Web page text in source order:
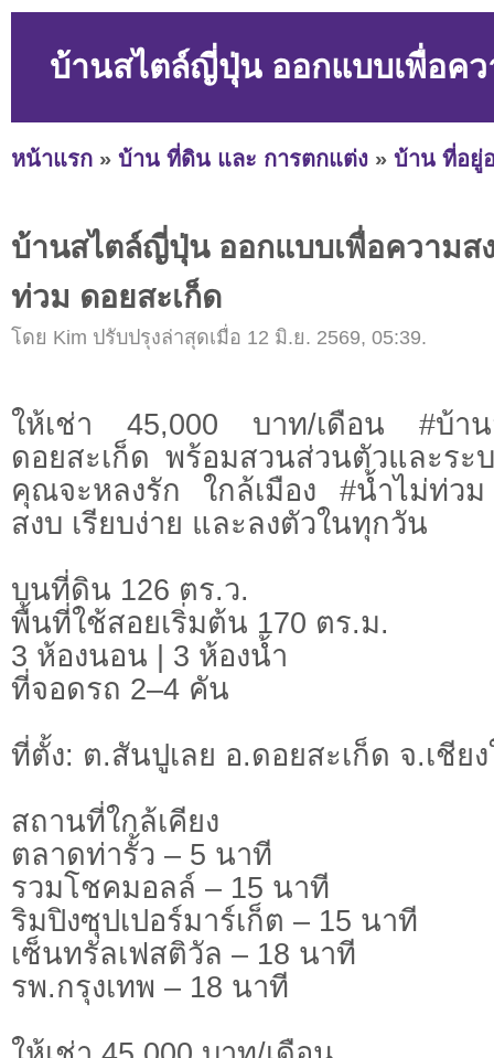
บ้านสไตล์ญี่ปุ่น ออกแบบเพื่อคว
หน้าแรก » บ้าน ที่ดิน และ การตกแต่ง » บ้าน ที่อยู่
บ้านสไตล์ญี่ปุ่น ออกแบบเพื่อความส
ท่วม ดอยสะเก็ด
โดย Kim ปรับปรุงล่าสุดเมื่อ 12 มิ.ย. 2569, 05:39.
ให้เช่า 45,000 บาท/เดือน #บ้า
ดอยสะเก็ด พร้อมสวนส่วนตัวและระ
คุณจะหลงรัก ใกล้เมือง #น้ำไม่ท่ว
สงบ เรียบง่าย และลงตัวในทุกวัน
บนที่ดิน 126 ตร.ว.
พื้นที่ใช้สอยเริ่มต้น 170 ตร.ม.
3 ห้องนอน | 3 ห้องน้ำ
ที่จอดรถ 2–4 คัน
ที่ตั้ง: ต.สันปูเลย อ.ดอยสะเก็ด จ.เชีย
สถานที่ใกล้เคียง
ตลาดท่ารั้ว – 5 นาที
รวมโชคมอลล์ – 15 นาที
ริมปิงซุปเปอร์มาร์เก็ต – 15 นาที
เซ็นทรัลเฟสติวัล – 18 นาที
รพ.กรุงเทพ – 18 นาที